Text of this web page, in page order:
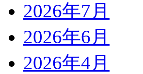
2026年7月
2026年6月
2026年4月